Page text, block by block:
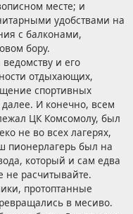
месте; и
удобствами на
с балконами,
бору.
и его
отдыхающих,
спортивных
И конечно, всем
ЦК Комсомолу, был
не во всех лагерях,
пионерлагерь был на
который и сам едва
не расчитывайте.
протоптанные
в месиво.